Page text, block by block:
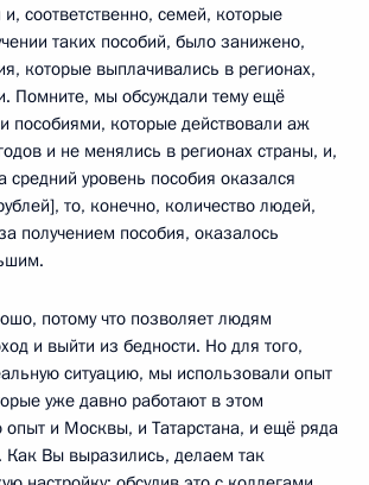
и, соответственно, семей, которые
таких пособий, было занижено,
которые выплачивались в регионах,
Помните, мы обсуждали тему ещё
пособиями, которые действовали аж
и не менялись в регионах страны, и,
средний уровень пособия оказался
то, конечно, количество людей,
получением пособия, оказалось
потому что позволяет людям
и выйти из бедности. Но для того,
ситуацию, мы использовали опыт
уже давно работают в этом
опыт и Москвы, и Татарстана, и ещё ряда
Как Вы выразились, делаем так